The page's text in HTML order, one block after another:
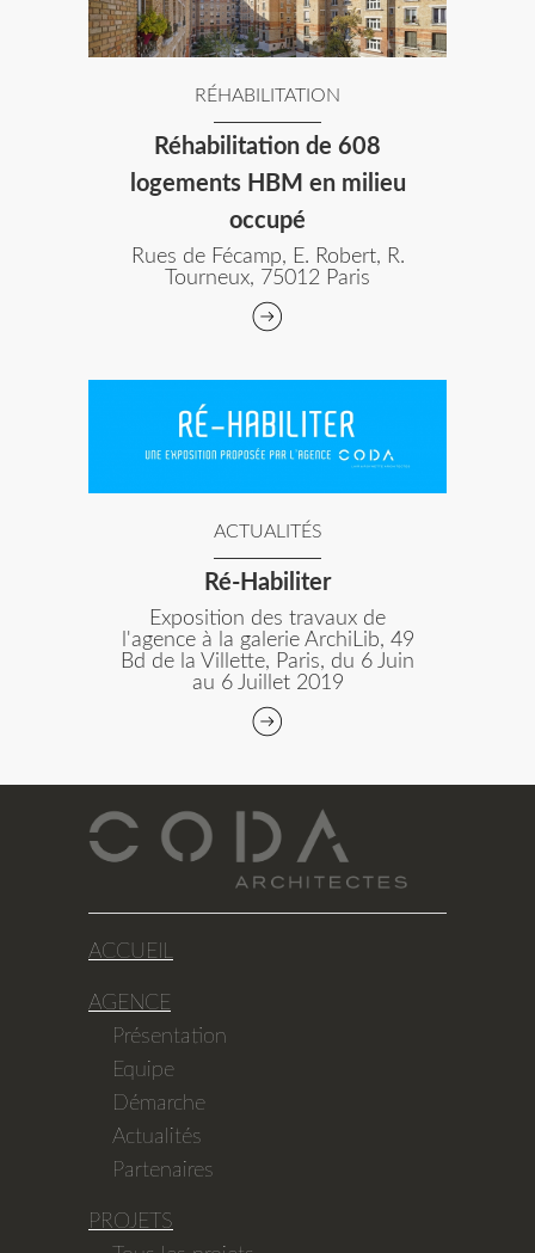
RÉHABILITATION
Réhabilitation de 608
logements HBM en milieu
occupé
Rues de Fécamp, E. Robert, R.
Tourneux, 75012 Paris
ACTUALITÉS
Ré-Habiliter
Exposition des travaux de
l'agence à la galerie ArchiLib, 49
Bd de la Villette, Paris, du 6 Juin
au 6 Juillet 2019
ACCUEIL
AGENCE
Présentation
Equipe
Démarche
Actualités
Partenaires
PROJETS